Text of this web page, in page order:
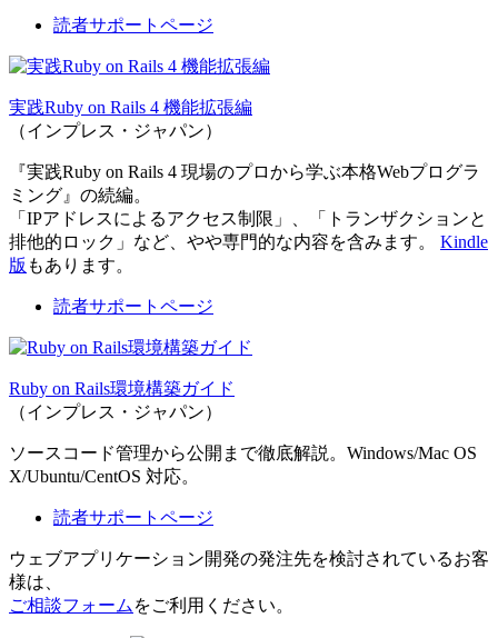
読者サポートページ
実践Ruby on Rails 4 機能拡張編
（インプレス・ジャパン）
『実践Ruby on Rails 4 現場のプロから学ぶ本格Webプログラ
ミング』の続編。
「IPアドレスによるアクセス制限」、「トランザクションと
排他的ロック」など、やや専門的な内容を含みます。 Kindle
版 もあります。
読者サポートページ
Ruby on Rails環境構築ガイド
（インプレス・ジャパン）
ソースコード管理から公開まで徹底解説。Windows/Mac OS
X/Ubuntu/CentOS 対応。
読者サポートページ
ウェブアプリケーション開発の発注先を検討されているお客
様は、
ご相談フォーム をご利用ください。